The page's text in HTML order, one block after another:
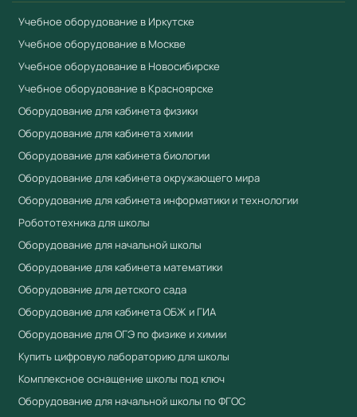
Учебное оборудование в Иркутске
Учебное оборудование в Москве
Учебное оборудование в Новосибирске
Учебное оборудование в Красноярске
Оборудование для кабинета физики
Оборудование для кабинета химии
Оборудование для кабинета биологии
Оборудование для кабинета окружающего мира
Оборудование для кабинета информатики и технологии
Робототехника для школы
Оборудование для начальной школы
Оборудование для кабинета математики
Оборудование для детского сада
Оборудование для кабинета ОБЖ и ГИА
Оборудование для ОГЭ по физике и химии
Купить цифровую лабораторию для школы
Комплексное оснащение школы под ключ
Оборудование для начальной школы по ФГОС